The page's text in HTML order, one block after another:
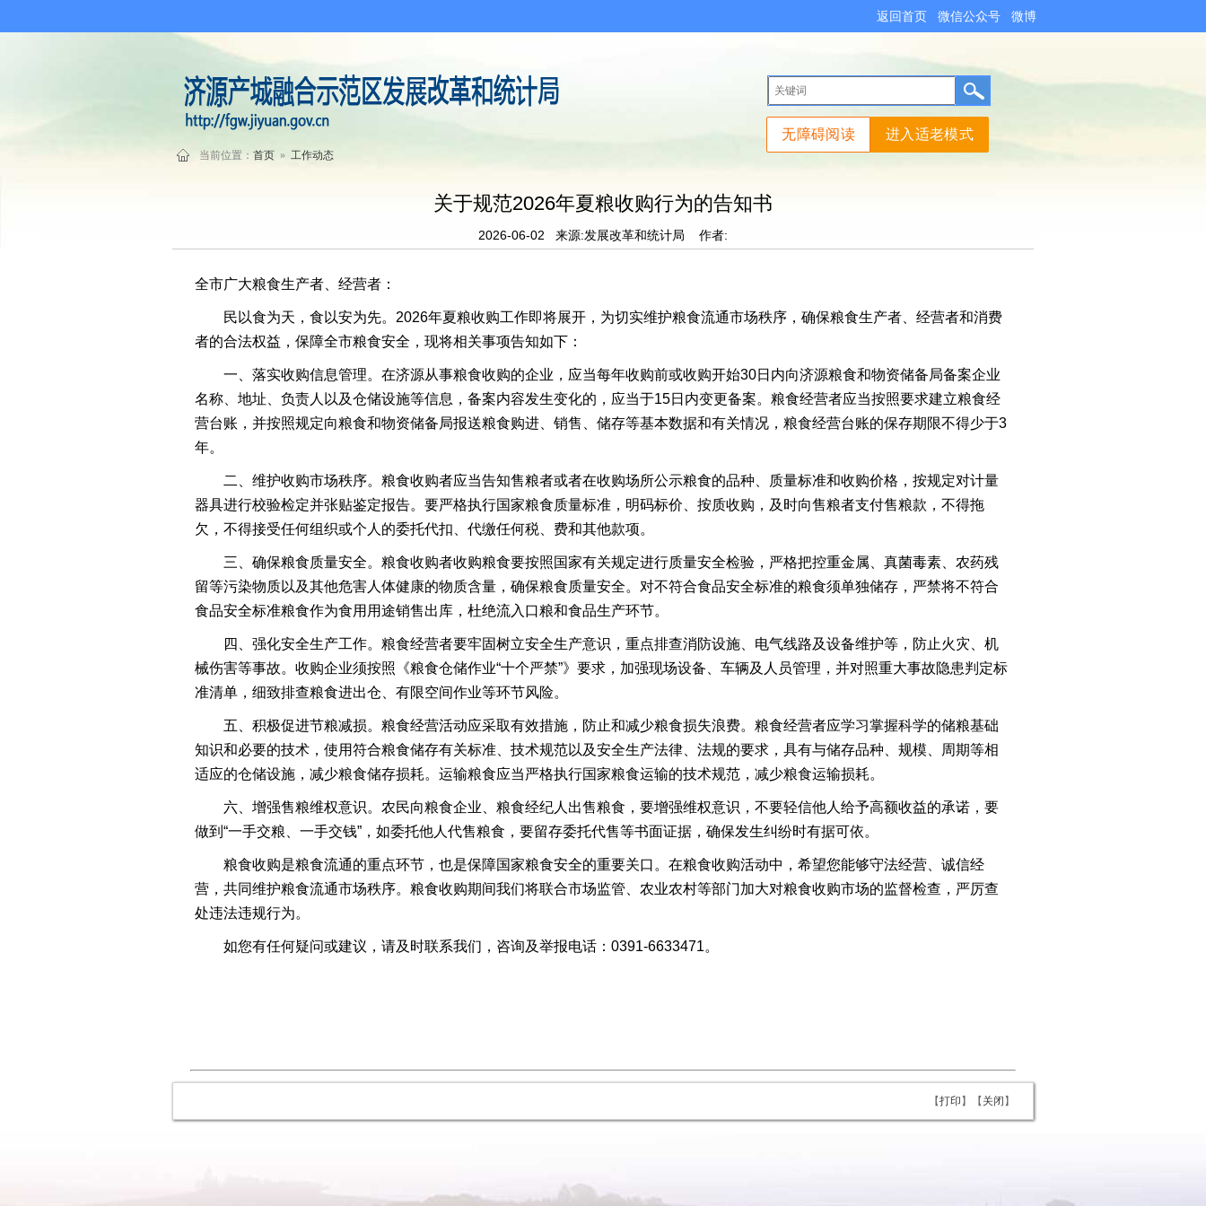
返回首页 微信公众号 微博
当前位置： 首页 » 工作动态
关于规范2026年夏粮收购行为的告知书
2026-06-02 来源:发展改革和统计局 作者:
全市广大粮食生产者、经营者：
民以食为天，食以安为先。2026年夏粮收购工作即将展开，为切实维护粮食流通市场秩序，确保粮食生产者、经营者和消费
者的合法权益，保障全市粮食安全，现将相关事项告知如下：
一、落实收购信息管理。在济源从事粮食收购的企业，应当每年收购前或收购开始30日内向济源粮食和物资储备局备案企业
名称、地址、负责人以及仓储设施等信息，备案内容发生变化的，应当于15日内变更备案。粮食经营者应当按照要求建立粮食经
营台账，并按照规定向粮食和物资储备局报送粮食购进、销售、储存等基本数据和有关情况，粮食经营台账的保存期限不得少于3
年。
二、维护收购市场秩序。粮食收购者应当告知售粮者或者在收购场所公示粮食的品种、质量标准和收购价格，按规定对计量
器具进行校验检定并张贴鉴定报告。要严格执行国家粮食质量标准，明码标价、按质收购，及时向售粮者支付售粮款，不得拖
欠，不得接受任何组织或个人的委托代扣、代缴任何税、费和其他款项。
三、确保粮食质量安全。粮食收购者收购粮食要按照国家有关规定进行质量安全检验，严格把控重金属、真菌毒素、农药残
留等污染物质以及其他危害人体健康的物质含量，确保粮食质量安全。对不符合食品安全标准的粮食须单独储存，严禁将不符合
食品安全标准粮食作为食用用途销售出库，杜绝流入口粮和食品生产环节。
四、强化安全生产工作。粮食经营者要牢固树立安全生产意识，重点排查消防设施、电气线路及设备维护等，防止火灾、机
械伤害等事故。收购企业须按照《粮食仓储作业“十个严禁”》要求，加强现场设备、车辆及人员管理，并对照重大事故隐患判定标
准清单，细致排查粮食进出仓、有限空间作业等环节风险。
五、积极促进节粮减损。粮食经营活动应采取有效措施，防止和减少粮食损失浪费。粮食经营者应学习掌握科学的储粮基础
知识和必要的技术，使用符合粮食储存有关标准、技术规范以及安全生产法律、法规的要求，具有与储存品种、规模、周期等相
适应的仓储设施，减少粮食储存损耗。运输粮食应当严格执行国家粮食运输的技术规范，减少粮食运输损耗。
六、增强售粮维权意识。农民向粮食企业、粮食经纪人出售粮食，要增强维权意识，不要轻信他人给予高额收益的承诺，要
做到“一手交粮、一手交钱”，如委托他人代售粮食，要留存委托代售等书面证据，确保发生纠纷时有据可依。
粮食收购是粮食流通的重点环节，也是保障国家粮食安全的重要关口。在粮食收购活动中，希望您能够守法经营、诚信经
营，共同维护粮食流通市场秩序。粮食收购期间我们将联合市场监管、农业农村等部门加大对粮食收购市场的监督检查，严厉查
处违法违规行为。
如您有任何疑问或建议，请及时联系我们，咨询及举报电话：0391-6633471。
【打印 】【 关闭 】
进入适老模式
无障碍阅读